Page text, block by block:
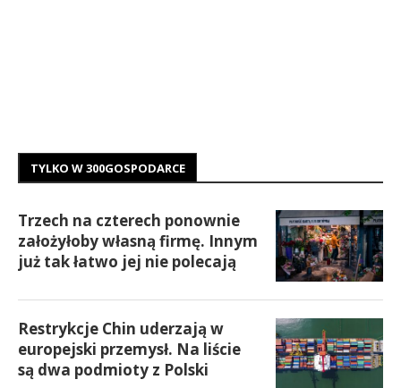
TYLKO W 300GOSPODARCE
Trzech na czterech ponownie
założyłoby własną firmę. Innym
już tak łatwo jej nie polecają
Restrykcje Chin uderzają w
europejski przemysł. Na liście
są dwa podmioty z Polski